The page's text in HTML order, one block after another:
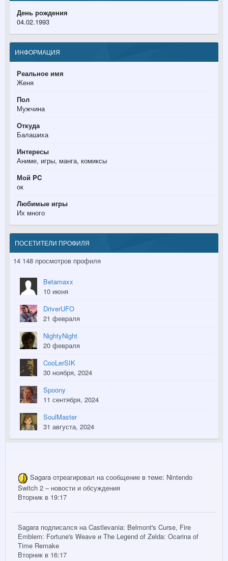
День рождения
04.02.1993
ИНФОРМАЦИЯ
Реальное имя
Женя
Пол
Мужчина
Откуда
Балашиха
Интересы
Аниме, игры, манга, комиксы
Мой PC
ок
Любимые игры
Их много
ПОСЕТИТЕЛИ ПРОФИЛЯ
14 148 просмотров профиля
Betamaxx
10 июня
DriverUFO
21 февраля
NightyNight
20 февраля
CooLerSIK
30 ноября, 2024
Spoony
11 сентября, 2024
SoulMaster
31 августа, 2024
Sagara отреагировал на сообщение в теме: Nintendo
Switch 2 – новости и обсуждения
Вторник в 19:17
Sagara подписался на Castlevania: Belmont's Curse, Fire
Emblem: Fortune's Weave и The Legend of Zelda: Ocarina of
Time Remake
Вторник в 16:17